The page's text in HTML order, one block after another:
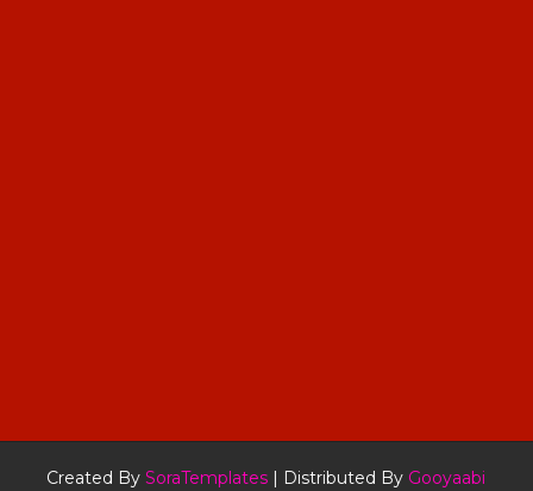
Created BySoraTemplates | Distributed By Gooyaabi